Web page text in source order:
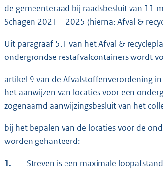
de gemeenteraad bij raadsbesluit van 11
Schagen 2021 – 2025 (hierna: Afval &
Uit paragraaf 5.1 van het Afval &
ondergrondse restafvalcontainers wordt
artikel 9 van de Afvalstoffenverordening
het aanwijzen van locaties voor een
zogenaamd aanwijzingsbesluit van het
bij het bepalen van de locaties voor de
worden gehanteerd:
1.
Streven is een maximale